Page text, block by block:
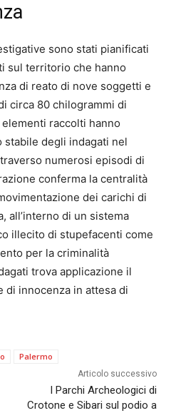
sono stati pianificati
sul territorio che hanno
di reato di nove soggetti e
circa 80 chilogrammi di
raccolti hanno
degli indagati nel
numerosi episodi di
conferma la centralità
dei carichi di
all’interno di un sistema
illecito di stupefacenti come
per la criminalità
trova applicazione il
di innocenza in attesa di
Palermo
Articolo successivo
I Parchi Archeologici di
Crotone e Sibari sul podio a